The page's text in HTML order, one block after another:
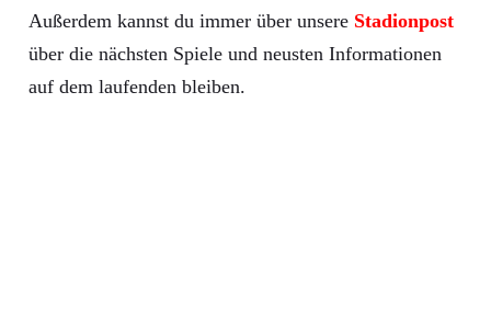
Außerdem kannst du immer über unsere Stadionpost
über die nächsten Spiele und neusten Informationen
auf dem laufenden bleiben.